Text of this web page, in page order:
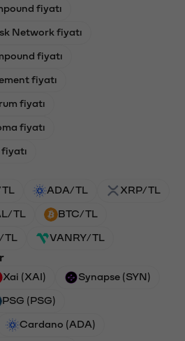
fiyatı
Network fiyatı
fiyatı
fiyatı
fiyatı
fiyatı
ADA/TL XRP/TL
TL BTC/TL
VANRY/TL
Xai (XAI) Synapse (SYN)
PSG (PSG)
Cardano (ADA)